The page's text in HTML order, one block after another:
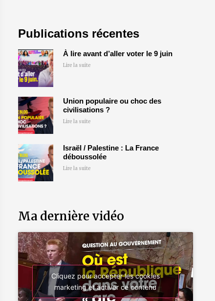
Publications récentes
À lire avant d’aller voter le 9 juin
Lire la suite
Union populaire ou choc des
civilisations ?
Lire la suite
Israël / Palestine : La France
déboussolée
Lire la suite
Ma dernière vidéo
Cliquez pour accepter les cookies
marketing et activer ce contenu